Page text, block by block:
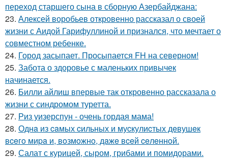
переход старшего сына в сборную Азербайджана:
23. Алексей воробьев откровенно рассказал о своей
жизни с Аидой Гарифуллиной и признался, что мечтает о
совместном ребенке.
24. Город засыпает. Просыпается FH на северном!
25. Забота о здоровье с маленьких привычек
начинается.
26. Билли айлиш впервые так откровенно рассказала о
жизни с синдромом туретта.
27. Риз уизерспун - очень гордая мама!
28. Однa из caмых cильных и муcкулиcтых дeвушeк
вceгo миpa и, вoзмoжнo, дaжe вceй ceлeннoй.
29. Салат с курицей, сыром, грибами и помидорами.